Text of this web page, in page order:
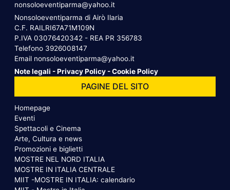
nonsoloeventiparma@yahoo.it
Nonsoloeventiparma di Airò Ilaria
C.F. RAILRI67A71M109N
P.IVA 03076420342 - REA PR 356783
Telefono 3926008147
Email nonsoloeventiparma@yahoo.it
Note legali -Privacy Policy -Cookie Policy
PAGINE DEL SITO
Homepage
Eventi
Spettacoli e Cinema
Arte, Cultura e news
Promozioni e biglietti
MOSTRE NEL NORD ITALIA
MOSTRE IN ITALIA CENTRALE
MIIT -MOSTRE IN ITALIA: calendario